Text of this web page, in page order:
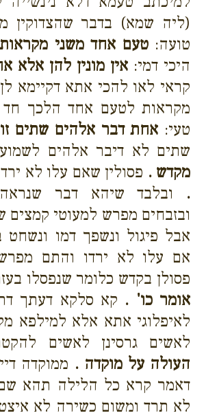
(ליה שמא) בדבר שהצדוקין
טועה:טעם אחד משני
היכי דמי: אין מונין להן אלא
קראי לאו להכי אתא דקיימא
מקראות לטעם אחד הלכך חד
טעי: אחת דבר אלהים שתים
שתים לא דיבר אלהים
מקדש . פסולין שאם עלו לא
. ובלבד שיהא דבר
ובזבחים מפרש למעוטי קמצים
אבל פיגול ונשפך דמו
אם עלו לא ירדו והתם
פסולן בקדש כלומר שנפסלו
אומר כו' . קא סלקא דעתך
לאיפלוגי אתא אלא למילפא
לאשים גרסינן לאשים
העולה על מוקדה . ממוקדה
דאמר קרא כל הלילה תהא שם
לא תרד ומשום כשירה לא